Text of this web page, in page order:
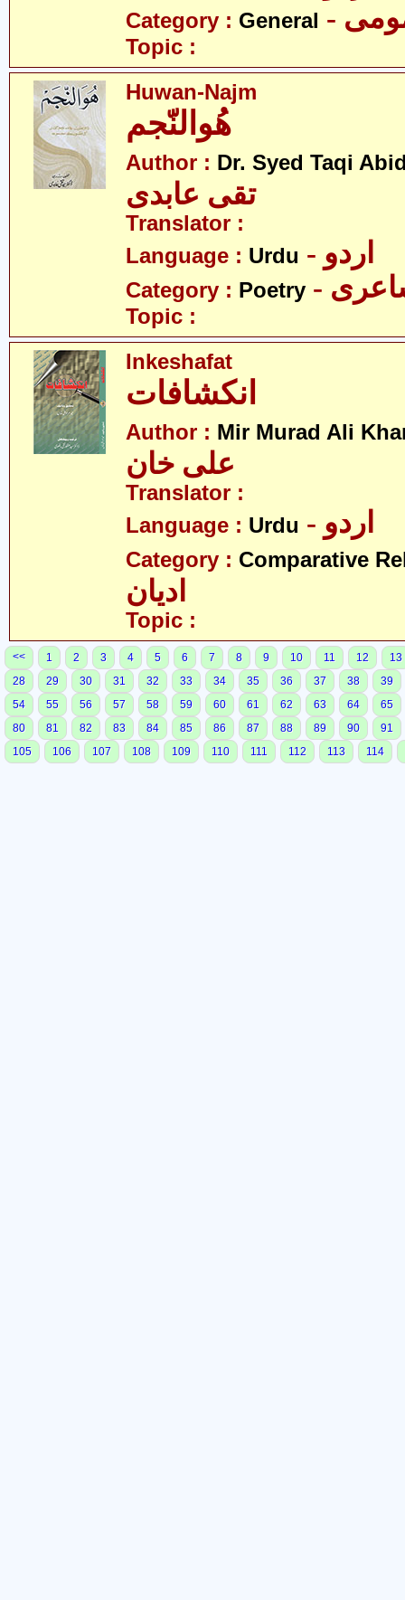
Category : General
Topic :
Huwan-Najm
ھُوالنّجم
Author : Dr. Syed Taqi
تقی عابدی
Translator :
Language : Urdu - اردو
Category : Poetry
Topic :
Inkeshafat
انکشافات
Author : Mir Murad Ali
علی خان
Translator :
Language : Urdu - اردو
Category : Comparative
ادیان
Topic :
<< 1 2 3 4 5 6 7 8 9 10 11 12
13
28
29 30 31 32 33 34 35 36 37 38
39
54
55 56 57 58 59 60 61 62 63 64
65
80
81 82 83 84 85 86 87 88 89 90
91
105
106 107 108 109 110 111 112 113 114